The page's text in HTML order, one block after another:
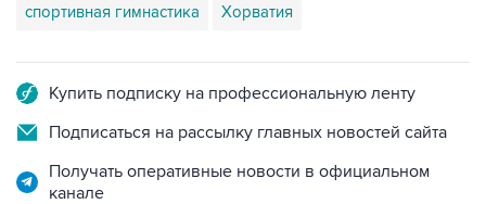
спортивная гимнастика Хорватия
Купить подписку на профессиональную ленту
Подписаться на рассылку главных новостей сайта
Получать оперативные новости в официальном
канале